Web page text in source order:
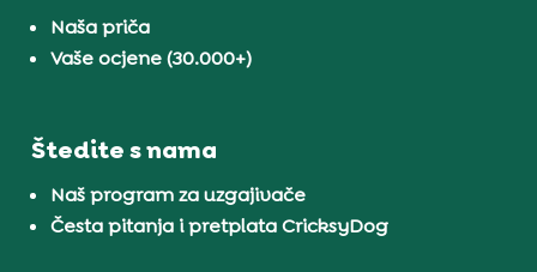
Naša priča
Vaše ocjene (30.000+)
Štedite s nama
Naš program za uzgajivače
Česta pitanja i pretplata CricksyDog